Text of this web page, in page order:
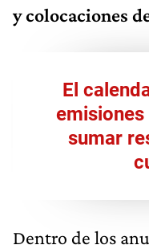
y colocaciones
El
emisiones
sumar
Dentro de los